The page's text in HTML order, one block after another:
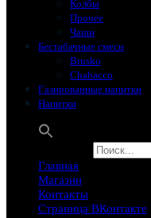
Колбы
Прочее
Чаши
Бестабачные смеси
Brusko
Chabacco
Газированные напитки
Напитки
Главная
Магазин
Контакты
Страница ВКонтакте